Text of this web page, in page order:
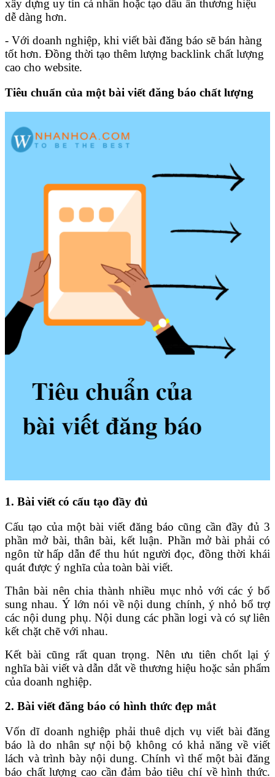
xây dựng uy tín cá nhân hoặc tạo dấu ấn thương hiệu
dễ dàng hơn.
- Với doanh nghiệp, khi viết bài đăng báo sẽ bán hàng
tốt hơn. Đồng thời tạo thêm lượng backlink chất lượng
cao cho website.
Tiêu chuẩn của một bài viết đăng báo chất lượng
1. Bài viết có cấu tạo đầy đủ
Cấu tạo của một bài viết đăng báo cũng cần đầy đủ 3
phần mở bài, thân bài, kết luận. Phần mở bài phải có
ngôn từ hấp dẫn để thu hút người đọc, đồng thời khái
quát được ý nghĩa của toàn bài viết.
Thân bài nên chia thành nhiều mục nhỏ với các ý bổ
sung nhau. Ý lớn nói về nội dung chính, ý nhỏ bổ trợ
các nội dung phụ. Nội dung các phần logi và có sự liên
kết chặt chẽ với nhau.
Kết bài cũng rất quan trọng. Nên ưu tiên chốt lại ý
nghĩa bài viết và dẫn dắt về thương hiệu hoặc sản phẩm
của doanh nghiệp.
2. Bài viết đăng báo có hình thức đẹp mắt
Vốn dĩ doanh nghiệp phải thuê dịch vụ viết bài đăng
báo là do nhân sự nội bộ không có khả năng về viết
lách và trình bày nội dung. Chính vì thế một bài đăng
báo chất lượng cao cần đảm bảo tiêu chí về hình thức.